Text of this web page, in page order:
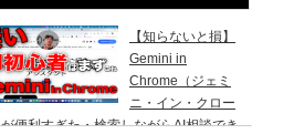
【知らないと損】
Gemini in
Chrome（ジェミ
ニ・イン・クロー
便利すぎた・検索しながらAI相談でき